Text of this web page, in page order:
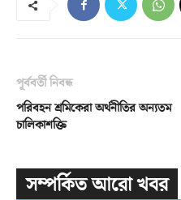
পূর্ববর্তী নিবন্ধ
পরিবহন শ্রমিকেরা অর্থনীতির অন্যতম
চালিকাশক্তি
সম্পর্কিত আরো খবর